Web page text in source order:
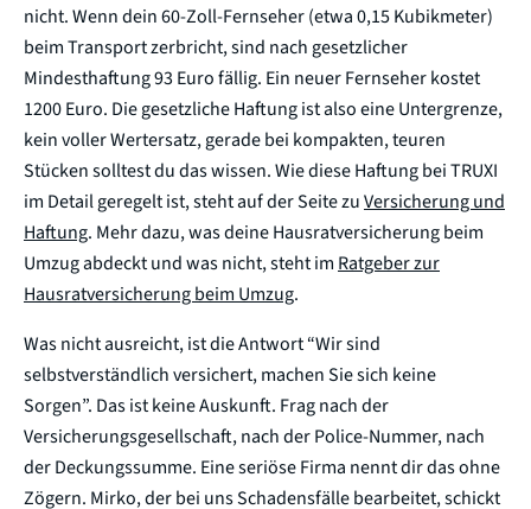
nicht. Wenn dein 60-Zoll-Fernseher (etwa 0,15 Kubikmeter)
beim Transport zerbricht, sind nach gesetzlicher
Mindesthaftung 93 Euro fällig. Ein neuer Fernseher kostet
1200 Euro. Die gesetzliche Haftung ist also eine Untergrenze,
kein voller Wertersatz, gerade bei kompakten, teuren
Stücken solltest du das wissen. Wie diese Haftung bei TRUXI
im Detail geregelt ist, steht auf der Seite zuVersicherung und
Haftung. Mehr dazu, was deine Hausratversicherung beim
Umzug abdeckt und was nicht, steht im Ratgeber zur
Hausratversicherung beim Umzug.
Was nicht ausreicht, ist die Antwort “Wir sind
selbstverständlich versichert, machen Sie sich keine
Sorgen”. Das ist keine Auskunft. Frag nach der
Versicherungsgesellschaft, nach der Police-Nummer, nach
der Deckungssumme. Eine seriöse Firma nennt dir das ohne
Zögern. Mirko, der bei uns Schadensfälle bearbeitet, schickt